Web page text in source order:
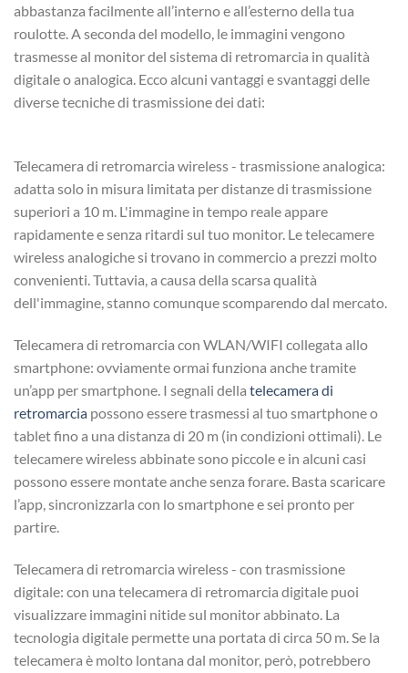
abbastanza facilmente all’interno e all’esterno della tua
roulotte. A seconda del modello, le immagini vengono
trasmesse al monitor del sistema di retromarcia in qualità
digitale o analogica. Ecco alcuni vantaggi e svantaggi delle
diverse tecniche di trasmissione dei dati:
Telecamera di retromarcia wireless - trasmissione analogica:
adatta solo in misura limitata per distanze di trasmissione
superiori a 10 m. L'immagine in tempo reale appare
rapidamente e senza ritardi sul tuo monitor. Le telecamere
wireless analogiche si trovano in commercio a prezzi molto
convenienti. Tuttavia, a causa della scarsa qualità
dell'immagine, stanno comunque scomparendo dal mercato.
Telecamera di retromarcia con WLAN/WIFI collegata allo
smartphone: ovviamente ormai funziona anche tramite
un’app per smartphone. I segnali della telecamera di
retromarcia possono essere trasmessi al tuo smartphone o
tablet fino a una distanza di 20 m (in condizioni ottimali). Le
telecamere wireless abbinate sono piccole e in alcuni casi
possono essere montate anche senza forare. Basta scaricare
l’app, sincronizzarla con lo smartphone e sei pronto per
partire.
Telecamera di retromarcia wireless - con trasmissione
digitale: con una telecamera di retromarcia digitale puoi
visualizzare immagini nitide sul monitor abbinato. La
tecnologia digitale permette una portata di circa 50 m. Se la
telecamera è molto lontana dal monitor, però, potrebbero